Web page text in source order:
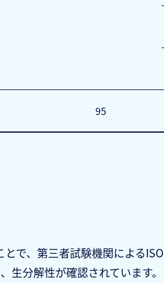
95
で、第三者試験機関によるISO
生分解性が確認されています。